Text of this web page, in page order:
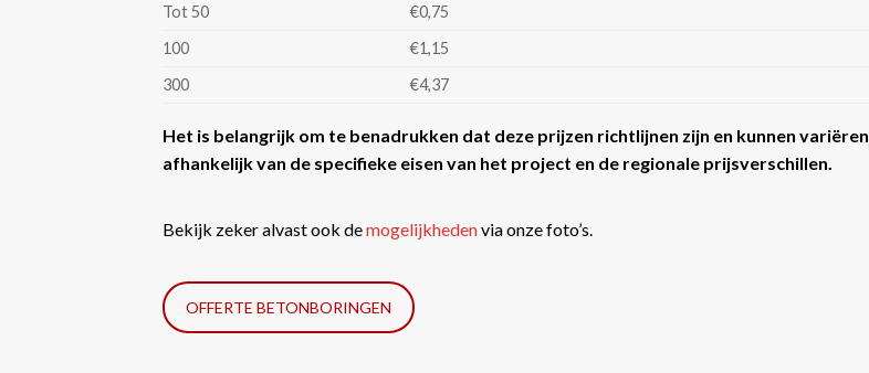
Tot 50
€0,75
100
€1,15
300
€4,37
Het is belangrijk om te benadrukken dat deze prijzen richtlijnen zijn en kunnen variëren
afhankelijk van de specifieke eisen van het project en de regionale prijsverschillen.
Bekijk zeker alvast ook demogelijkhedenvia onze foto’s.
OFFERTE BETONBORINGEN